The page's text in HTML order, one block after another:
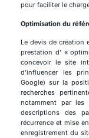
pour faciliter le
Optimisation du
Le devis de création
prestation d’ «
concevoir le site
d’influencer les
Google) sur la
recherches
notamment par
descriptions des
récurrence et mise
enregistrement du